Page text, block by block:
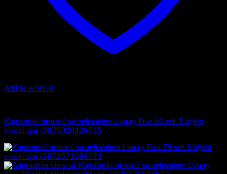
Add to wishlist
Kupaonski ormarić sa ogledalom Luxury Riva 80 sck S bijelo
visoki sjaj -3875000428515